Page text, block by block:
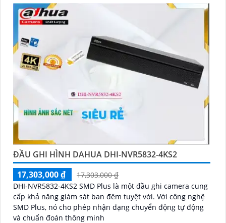
ĐẦU GHI HÌNH DAHUA DHI-NVR5832-4KS2
17,303,000 ₫
17,303,000 ₫
DHI-NVR5832-4KS2 SMD Plus là một đầu ghi camera cung
cấp khả năng giám sát ban đêm tuyệt vời. Với công nghệ
SMD Plus, nó cho phép nhận dạng chuyển động tự động
và chuẩn đoán thông minh